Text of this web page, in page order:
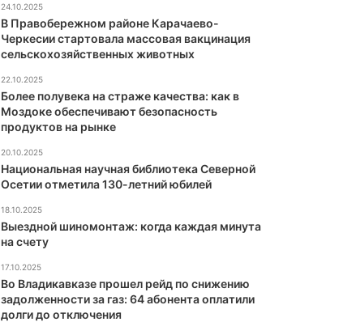
24.10.2025
В Правобережном районе Карачаево-
Черкесии стартовала массовая вакцинация
сельскохозяйственных животных
22.10.2025
Более полувека на страже качества: как в
Моздоке обеспечивают безопасность
продуктов на рынке
20.10.2025
Национальная научная библиотека Северной
Осетии отметила 130-летний юбилей
18.10.2025
Выездной шиномонтаж: когда каждая минута
на счету
17.10.2025
Во Владикавказе прошел рейд по снижению
задолженности за газ: 64 абонента оплатили
долги до отключения